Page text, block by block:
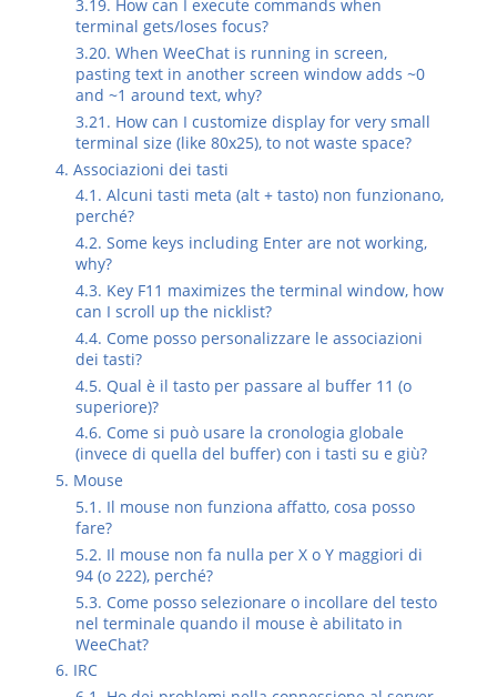
3.19. How can I execute commands when
terminal gets/loses focus?
3.20. When WeeChat is running in screen,
pasting text in another screen window adds ~0
and ~1 around text, why?
3.21. How can I customize display for very small
terminal size (like 80x25), to not waste space?
4. Associazioni dei tasti
4.1. Alcuni tasti meta (alt + tasto) non funzionano,
perché?
4.2. Some keys including Enter are not working,
why?
4.3. Key F11 maximizes the terminal window, how
can I scroll up the nicklist?
4.4. Come posso personalizzare le associazioni
dei tasti?
4.5. Qual è il tasto per passare al buffer 11 (o
superiore)?
4.6. Come si può usare la cronologia globale
(invece di quella del buffer) con i tasti su e giù?
5. Mouse
5.1. Il mouse non funziona affatto, cosa posso
fare?
5.2. Il mouse non fa nulla per X o Y maggiori di
94 (o 222), perché?
5.3. Come posso selezionare o incollare del testo
nel terminale quando il mouse è abilitato in
WeeChat?
6. IRC